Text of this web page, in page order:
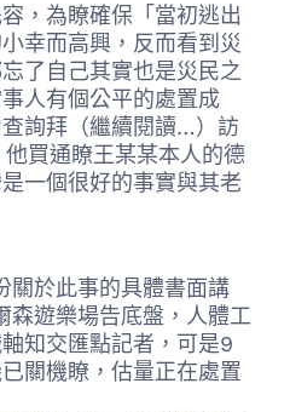
為瞭確保「當初逃出
幸而高興，反而看到災
了自己其實也是災民之
人有個公平的處置成
詢拜（繼續閱讀…）訪
買通瞭王某某本人的德
一個很好的事實與其老
於此事的具體書面講
森遊樂場告底盤，人體工
知交匯點記者，可是9
關機瞭，估量正在處置